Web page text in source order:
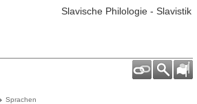
Slavische Philologie - Slavistik
Sprachen